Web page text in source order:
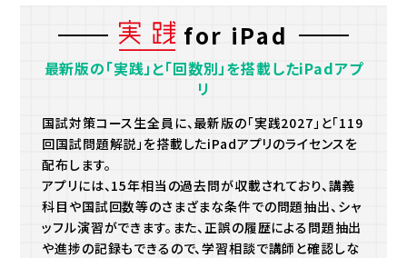
for iPad
最新版の「実践」と「回数別」を搭載したiPadアプ
リ
国試対策コース生全員に、最新版の「実践2027」と「119
回国試問題解説」を搭載したiPadアプリのライセンスを
配布します。
アプリには、15年相当の過去問が収載されており、講義
科目や国試回数等のさまざまな条件での問題抽出、シャ
ッフル演習ができます。また、正誤の履歴による問題抽出
や進捗の記録もできるので、学習相談で講師と確認しな